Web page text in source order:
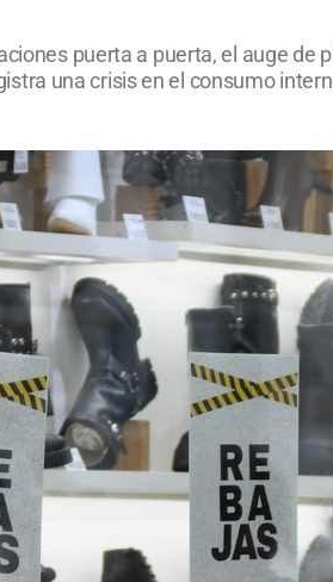
puerta a puerta, el auge
una crisis en el consumo